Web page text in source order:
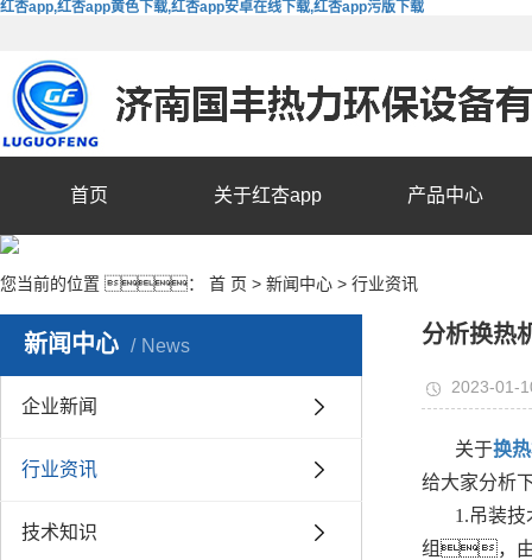
红杏app,红杏app黄色下载,红杏app安卓在线下载,红杏app污版下载
首页 关于红杏app 产品中心
您当前的位置 ： 首 页 > 新闻中心 > 行业资讯
新闻中心 News
企业新闻
行业资讯
技术知识
分析换热
2023-01-
关于换
给大家分析
1.吊装
组，由